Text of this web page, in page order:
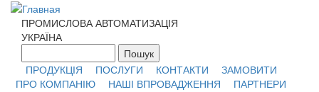
Перейти к основному содержанию
ПРОМИСЛОВА АВТОМАТИЗАЦІЯ
УКРАЇНА
Форма поиска
ПРОДУКЦІЯ
ПОСЛУГИ КОНТАКТИ
ЗАМОВИТИ
ПРО КОМПАНІЮ
НАШІ ВПРОВАДЖЕННЯ ПАРТНЕРИ